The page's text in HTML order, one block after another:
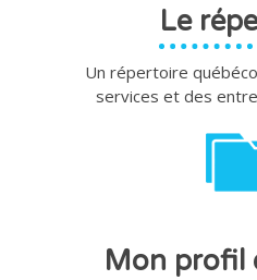
Le
Un répertoire
services et des
Mon profil